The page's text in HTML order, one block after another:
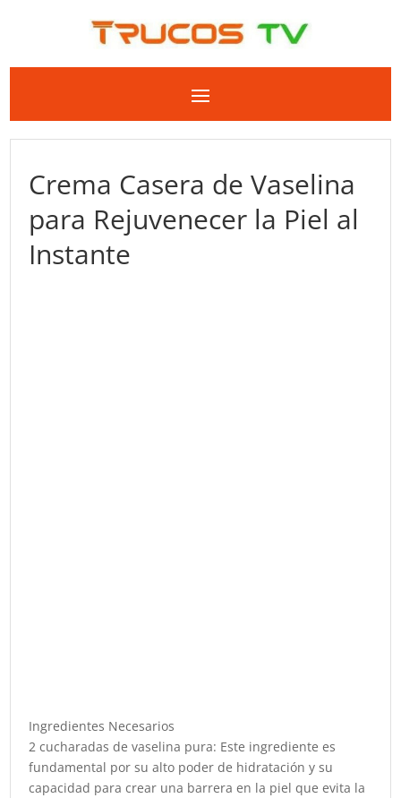
Crema Casera de Vaselina
para Rejuvenecer la Piel al
Instante
Ingredientes Necesarios
2 cucharadas de vaselina pura: Este ingrediente es
fundamental por su alto poder de hidratación y su
capacidad para crear una barrera en la piel que evita la